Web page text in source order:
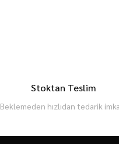
Stoktan Teslim
Beklemeden hızlıdan tedarik